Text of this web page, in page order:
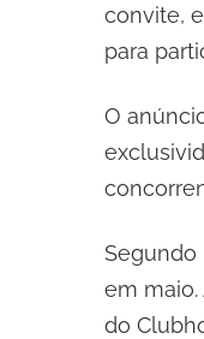
convite,
para
O
Segundo
em
do